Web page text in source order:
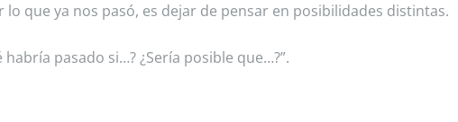
que ya nos pasó, es dejar de pensar en posibilidades distintas.
pasado si…? ¿Sería posible que…?”.